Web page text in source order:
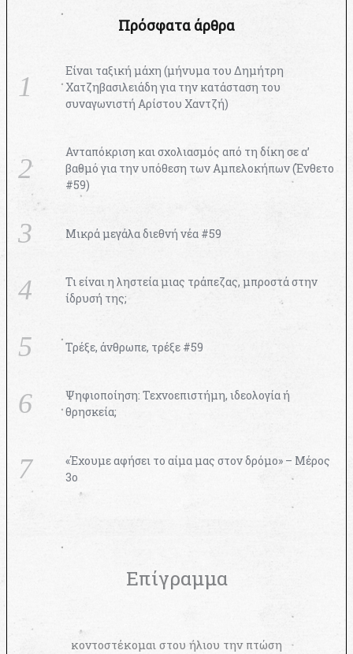
Πρόσφατα άρθρα
Είναι ταξική μάχη (μήνυμα του Δημήτρη
Χατζηβασιλειάδη για την κατάσταση του
συναγωνιστή Αρίστου Χαντζή)
Ανταπόκριση και σχολιασμός από τη δίκη σε α’
βαθμό για την υπόθεση των Αμπελοκήπων (Ένθετο
#59)
Μικρά μεγάλα διεθνή νέα #59
Τι είναι η ληστεία μιας τράπεζας, μπροστά στην
ίδρυσή της;
Τρέξε, άνθρωπε, τρέξε #59
Ψηφιοποίηση: Τεχνοεπιστήμη, ιδεολογία ή
θρησκεία;
«Έχουμε αφήσει το αίμα μας στον δρόμο» – Μέρος
3ο
Επίγραμμα
κοντοστέκομαι στου ήλιου την πτώση